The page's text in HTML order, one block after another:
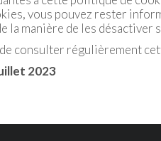
vous pouvez rester
la manière de les désactiver
consulter régulièrement
2023